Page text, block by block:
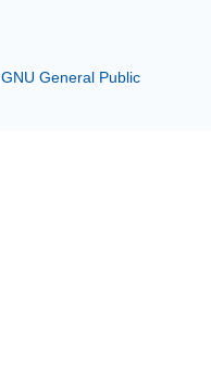
GNU General Public